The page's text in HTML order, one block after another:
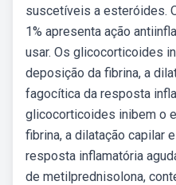
suscetíveis a esteróides.
1% apresenta ação
usar. Os glicocorticoides
deposição da fibrina, a
fagocítica da resposta
glicocorticoides inibem o
fibrina, a dilatação capilar
resposta inflamatória
de metilprednisolona,